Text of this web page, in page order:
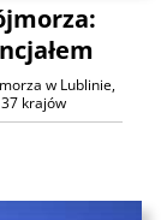
w Lublinie,
krajów